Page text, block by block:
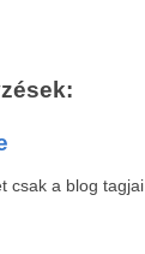
csak a blog tagjai